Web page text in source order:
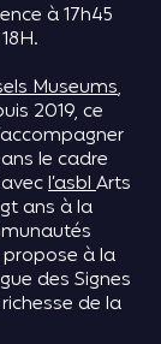
à 17h45
Museums,
2019, ce
le cadre
l’asblArts
ans à la
à la
des Signes
de la